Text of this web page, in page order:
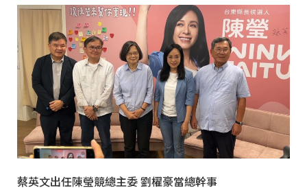
蔡英文出任陳瑩競總主委 劉櫂豪當總幹事